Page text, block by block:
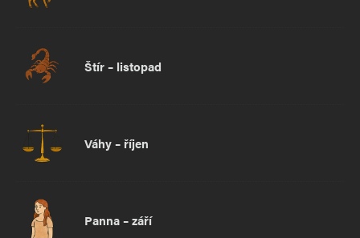
Štír – listopad
Váhy – říjen
Panna – září